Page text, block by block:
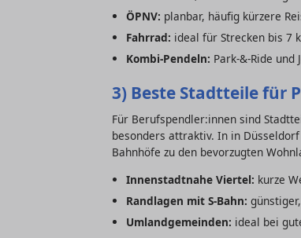
ÖPNV: planbar, häufig kürzere
Fahrrad: ideal für Strecken bis 7
Kombi-Pendeln: Park-&-Ride
3) Beste Stadtteile für
Für Berufspendler:innen sind
besonders attraktiv. In in
Bahnhöfe zu den bevorzugten
Innenstadtnahe Viertel: kurze
Randlagen mit S-Bahn:
Umlandgemeinden: ideal bei